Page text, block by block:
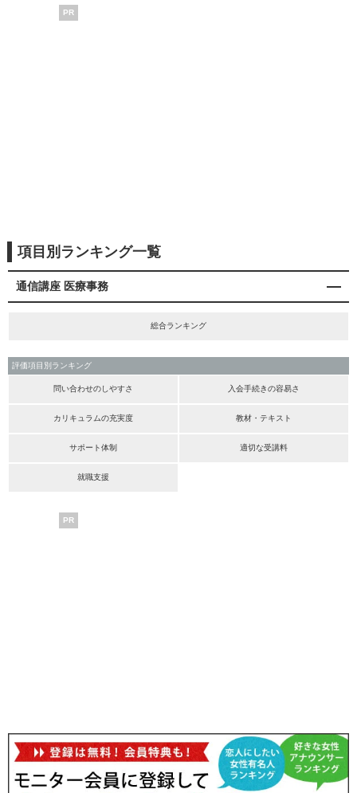
PR
項目別ランキング一覧
通信講座 医療事務
総合ランキング
評価項目別ランキング
問い合わせのしやすさ 入会手続きの容易さ
カリキュラムの充実度 教材・テキスト
サポート体制 適切な受講料
就職支援
PR